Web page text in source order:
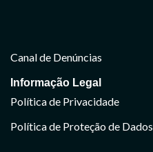
Canal de Denúncias
Informação Legal
Política de Privacidade
Política de Proteção de Dados